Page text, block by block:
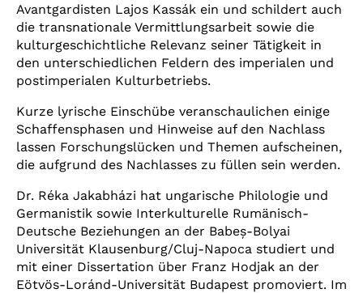
Spiegelungen
Avantgardisten Lajos Kassák ein und schildert auch
die transnationale Vermittlungsarbeit sowie die
kulturgeschichtliche Relevanz seiner Tätigkeit in
den unterschiedlichen Feldern des imperialen und
postimperialen Kulturbetriebs.
Kurze lyrische Einschübe veranschaulichen einige
Schaffensphasen und Hinweise auf den Nachlass
lassen Forschungslücken und Themen aufscheinen,
die aufgrund des Nachlasses zu füllen sein werden.
Dr. Réka Jakabházi hat ungarische Philologie und
Germanistik sowie Interkulturelle Rumänisch-
Deutsche Beziehungen an der Babeș-Bolyai
Universität Klausenburg/Cluj-Napoca studiert und
mit einer Dissertation über Franz Hodjak an der
Eötvös-Loránd-Universität Budapest promoviert. Im